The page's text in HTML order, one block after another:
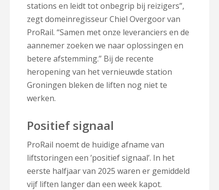
stations en leidt tot onbegrip bij reizigers”,
zegt domeinregisseur Chiel Overgoor van
ProRail. “Samen met onze leveranciers en de
aannemer zoeken we naar oplossingen en
betere afstemming.” Bij de recente
heropening van het vernieuwde station
Groningen bleken de liften nog niet te
werken.
Positief signaal
ProRail noemt de huidige afname van
liftstoringen een ’positief signaal’. In het
eerste halfjaar van 2025 waren er gemiddeld
vijf liften langer dan een week kapot.